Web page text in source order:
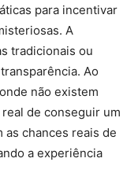
para incentivar
A
tradicionais ou
Ao
não existem
de conseguir um
as chances reais de
a experiência